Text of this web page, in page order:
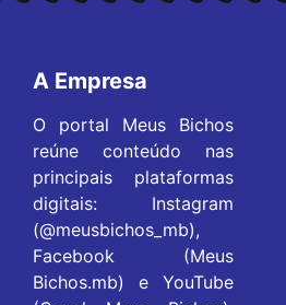
A Empresa
O portal Meus Bichos
reúne conteúdo nas
principais plataformas
digitais: Instagram
(@meusbichos_mb),
Facebook (Meus
Bichos.mb) e YouTube